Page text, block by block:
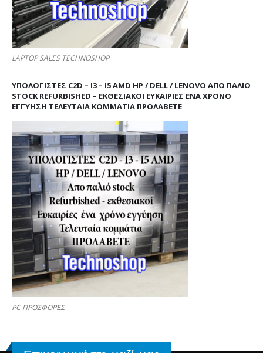
LAPTOP SALES TECHNOSHOP
ΥΠΟΛΟΓΙΣΤΕΣ C2D – I3 – I5 AMD HP / DELL / LENOVO ΑΠΟ ΠΑΛΙΌ
STOCK REFURBISHED – ΕΚΘΕΣΙΑΚΟΊ ΕΥΚΑΙΡΊΕΣ ΈΝΑ ΧΡΌΝΟ
ΕΓΓΎΗΣΗ ΤΕΛΕΥΤΑΊΑ ΚΟΜΜΆΤΙΑ ΠΡΟΛΑΒΕΤΕ
PC ΠΡΟΣΦΟΡΕΣ